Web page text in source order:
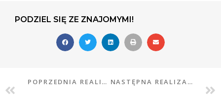
PODZIEL SIĘ ZE ZNAJOMYMI!
POPRZEDNIA REALIZACJA NASTĘPNA REALIZACJA